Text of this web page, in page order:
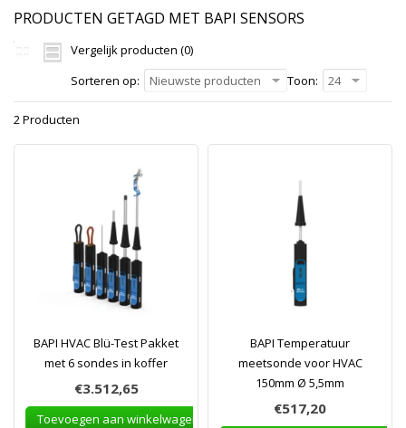
PRODUCTEN GETAGD MET BAPI SENSORS
Vergelijk producten (0)
Sorteren op:
Nieuwste producten Toon: 24
2 Producten
BAPI HVAC Blü-Test Pakket
met 6 sondes in koffer
€3.512,65
Toevoegen aan winkelwagen
BAPI Temperatuur
meetsonde voor HVAC
150mm Ø 5,5mm
€517,20